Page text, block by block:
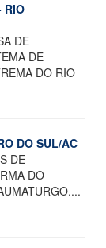
RIO
DE
DE
DO RIO
DO SUL/AC
DE
DO